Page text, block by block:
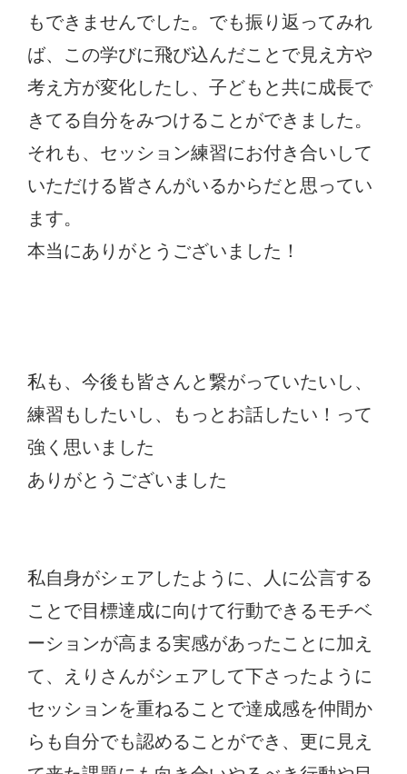
もできませんでした。でも振り返ってみれ
ば、この学びに飛び込んだことで見え方や
考え方が変化したし、子どもと共に成長で
きてる自分をみつけることができました。
それも、セッション練習にお付き合いして
いただける皆さんがいるからだと思ってい
ます。
本当にありがとうございました！
私も、今後も皆さんと繋がっていたいし、
練習もしたいし、もっとお話したい！って
強く思いました
ありがとうございました
私自身がシェアしたように、人に公言する
ことで目標達成に向けて行動できるモチベ
ーションが高まる実感があったことに加え
て、えりさんがシェアして下さったように
セッションを重ねることで達成感を仲間か
らも自分でも認めることができ、更に見え